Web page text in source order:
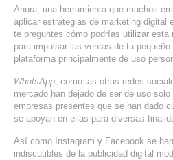
EMAIL MARKETING
SERVICIOS DE TI
TRANSFORMACIÓN DIGITAL
PORTAFOLIO
BLOG
Ahora, una herramienta que muchos
aplicar estrategias de marketing digital
te preguntes cómo podrías utilizar esta
para impulsar las ventas de tu
plataforma principalmente de uso
WhatsApp, como las otras redes
mercado han dejado de ser de uso
empresas presentes que se han dado
se apoyan en ellas para diversas
Así como Instagram y Facebook se
indiscutibles de la publicidad digital